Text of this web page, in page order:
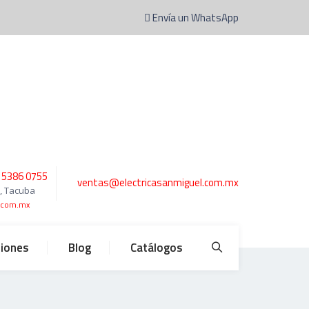
Envía un WhatsApp
0755
Tacuba ventas@electricasanmiguel.com.mx
Blog Catálogos